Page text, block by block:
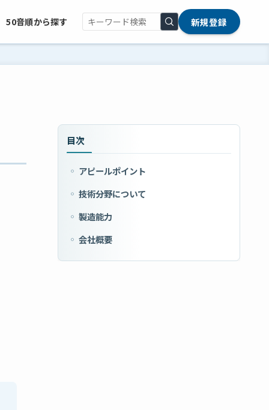
50音順から探す 新規登録
目次
アピールポイント
技術分野について
製造能力
会社概要